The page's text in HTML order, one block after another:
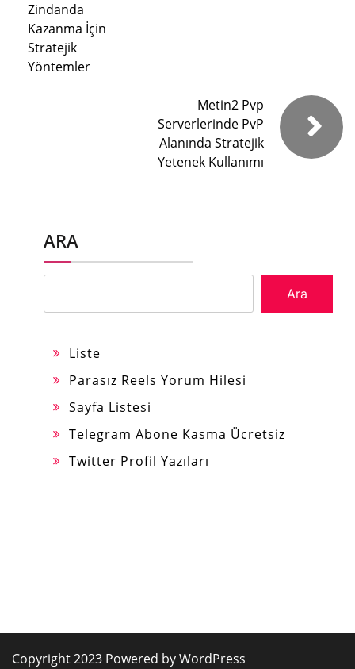
Zindanda
Kazanma İçin
Stratejik
Yöntemler
Metin2 Pvp
Serverlerinde PvP
Alanında Stratejik
Yetenek Kullanımı
ARA
Ara
Liste
Parasız Reels Yorum Hilesi
Sayfa Listesi
Telegram Abone Kasma Ücretsiz
Twitter Profil Yazıları
Copyright 2023 Powered by WordPress